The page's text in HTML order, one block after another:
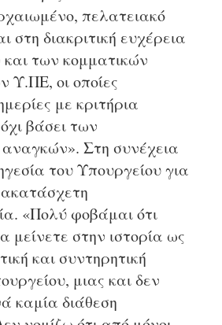
πελατειακό
στη διακριτική ευχέρεια
και των κομματικών
Υ.ΠΕ, οι οποίες
με κριτήρια
βάσει των
Στη συνέχεια
του Υπουργείου για
«Πολύ φοβάμαι ότι
μείνετε στην ιστορία ως
και συντηρητική
μιας και δεν
καμία διάθεση